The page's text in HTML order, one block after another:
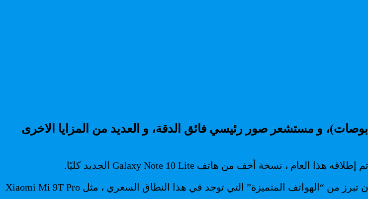
Samsung Galaxy A71 هو هاتف ذكي بشاشة كبيرة للغاية (6.7 بوصات)، و مستشعر صور رئيسي فائق الدقة، و العديد من المزايا الاخرى
تقدم Samsung شاشة phablet (6.7 بوصة!) بأقل من 500 يورو مما يتيح لها أن تبرز من “الهواتف المتميزة” التي توجد في هذا النطاق السعري ، مثل Xiaomi Mi 9T Pro